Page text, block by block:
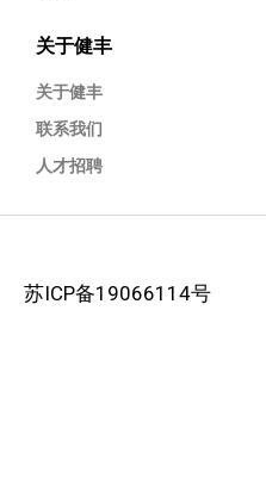
关于健丰
关于健丰
联系我们
人才招聘
苏ICP备19066114号